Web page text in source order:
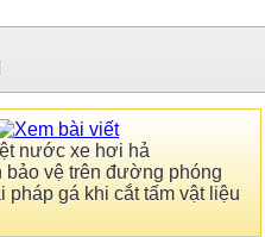
nước xe hơi hả
bảo vệ trên đường phóng
pháp gá khi cắt tấm vật liệu